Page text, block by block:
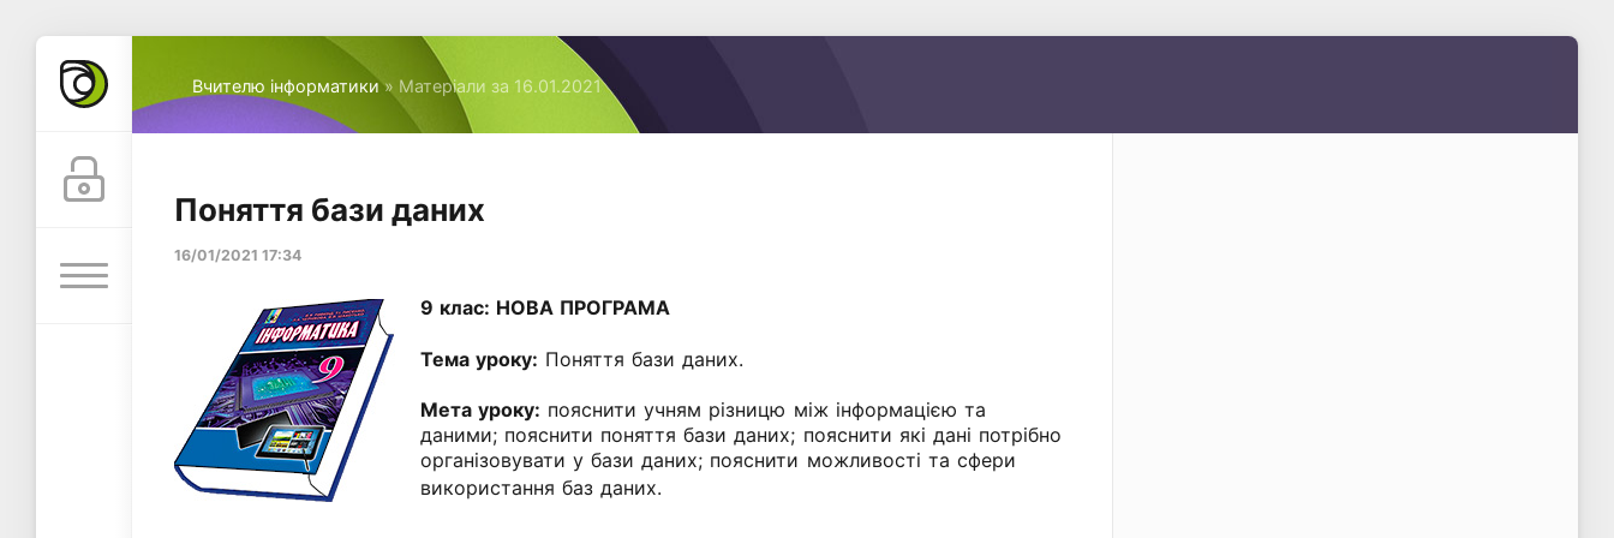
Вчителю інформатики» Матеріали за 16.01.2021
Поняття бази даних
16/01/2021 17:34
9 клас: НОВА ПРОГРАМА
Тема уроку: Поняття бази даних.
Мета уроку: пояснити учням різницю між інформацією та
даними; пояснити поняття бази даних; пояснити які дані потрібно
організовувати у бази даних; пояснити можливості та сфери
використання баз даних.